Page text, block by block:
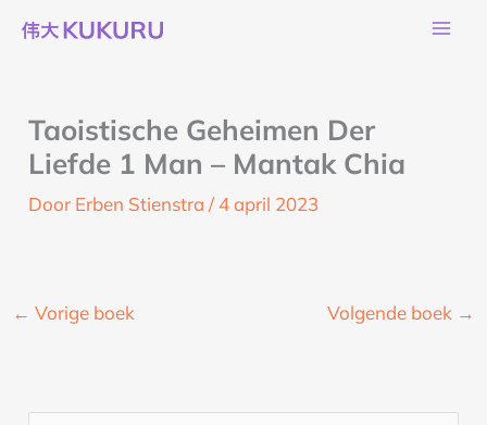
naar
Taoistische Geheimen Der
Liefde 1 Man – Mantak Chia
Door Erben Stienstra/ 4 april 2023
← Vorige boek Volgende boek →